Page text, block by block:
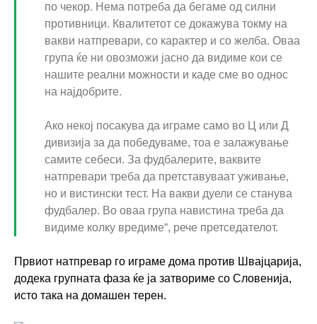
по чекор. Нема потреба да бегаме од силни
противници. Квалитетот се докажува токму на
вакви натпревари, со карактер и со желба. Оваа
група ќе ни овозможи јасно да видиме кои се
нашите реални можности и каде сме во однос
на најдобрите.
Ако некој посакува да играме само во Ц или Д
дивизија за да победуваме, тоа е залажување
самите себеси. За фудбалерите, ваквите
натпревари треба да претставуваат уживање,
но и вистински тест. На вакви дуели се станува
фудбалер. Во оваа група навистина треба да
видиме колку вредиме“, рече претседателот.
Првиот натпревар го играме дома против Швајцарија,
додека групната фаза ќе ја затвориме со Словенија,
исто така на домашен терен.